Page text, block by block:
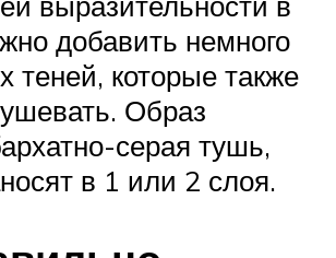
добавить немного
теней, которые также
Образ
серая тушь,
в 1 или 2 слоя.